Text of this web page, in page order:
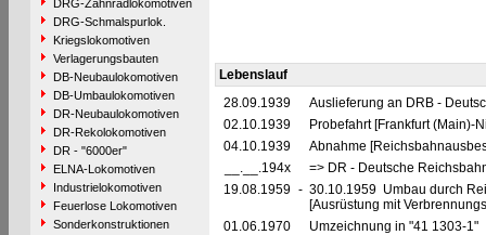
DRG-Zahnradlokomotiven
DRG-Schmalspurlok.
Kriegslokomotiven
Verlagerungsbauten
DB-Neubaulokomotiven
DB-Umbaulokomotiven
DR-Neubaulokomotiven
DR-Rekolokomotiven
DR - "6000er"
ELNA-Lokomotiven
Industrielokomotiven
Feuerlose Lokomotiven
Sonderkonstruktionen
Lebenslauf
28.09.1939
Auslieferung an DRB -
02.10.1939
Probefahrt [Frankfurt (Main)-
04.10.1939
Abnahme
__.__.194x
=> DR - Deutsche
19.08.1959 - 30.10.1959 Umbau durch
[Ausrüstung mit
01.06.1970
Umzeichnung in "41 1303-1"